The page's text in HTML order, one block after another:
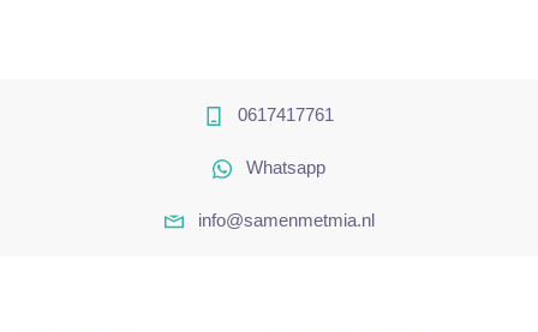
0617417761
Whatsapp
info@samenmetmia.nl